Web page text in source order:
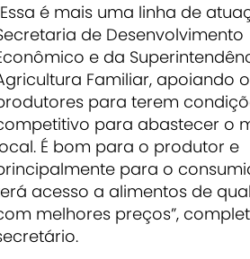
é mais uma linha de
de Desenvolvimento
e da
Familiar, apoiando
para terem
para abastecer o
É bom para o produtor e
para o
acesso a alimentos de
melhores preços”,